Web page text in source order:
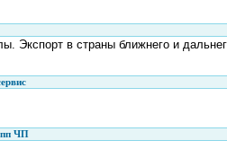
Экспорт в страны ближнего и
ЧП